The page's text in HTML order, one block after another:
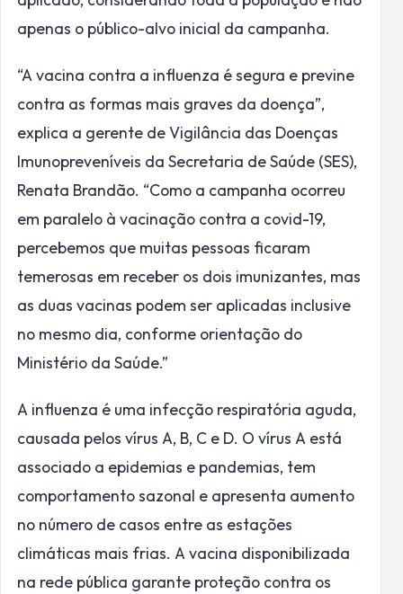
apenas o público-alvo inicial da campanha.
“A vacina contra a influenza é segura e previne
contra as formas mais graves da doença”,
explica a gerente de Vigilância das Doenças
Imunopreveníveis da Secretaria de Saúde (SES),
Renata Brandão. “Como a campanha ocorreu
em paralelo à vacinação contra a covid-19,
percebemos que muitas pessoas ficaram
temerosas em receber os dois imunizantes, mas
as duas vacinas podem ser aplicadas inclusive
no mesmo dia, conforme orientação do
Ministério da Saúde.”
A influenza é uma infecção respiratória aguda,
causada pelos vírus A, B, C e D. O vírus A está
associado a epidemias e pandemias, tem
comportamento sazonal e apresenta aumento
no número de casos entre as estações
climáticas mais frias. A vacina disponibilizada
na rede pública garante proteção contra os